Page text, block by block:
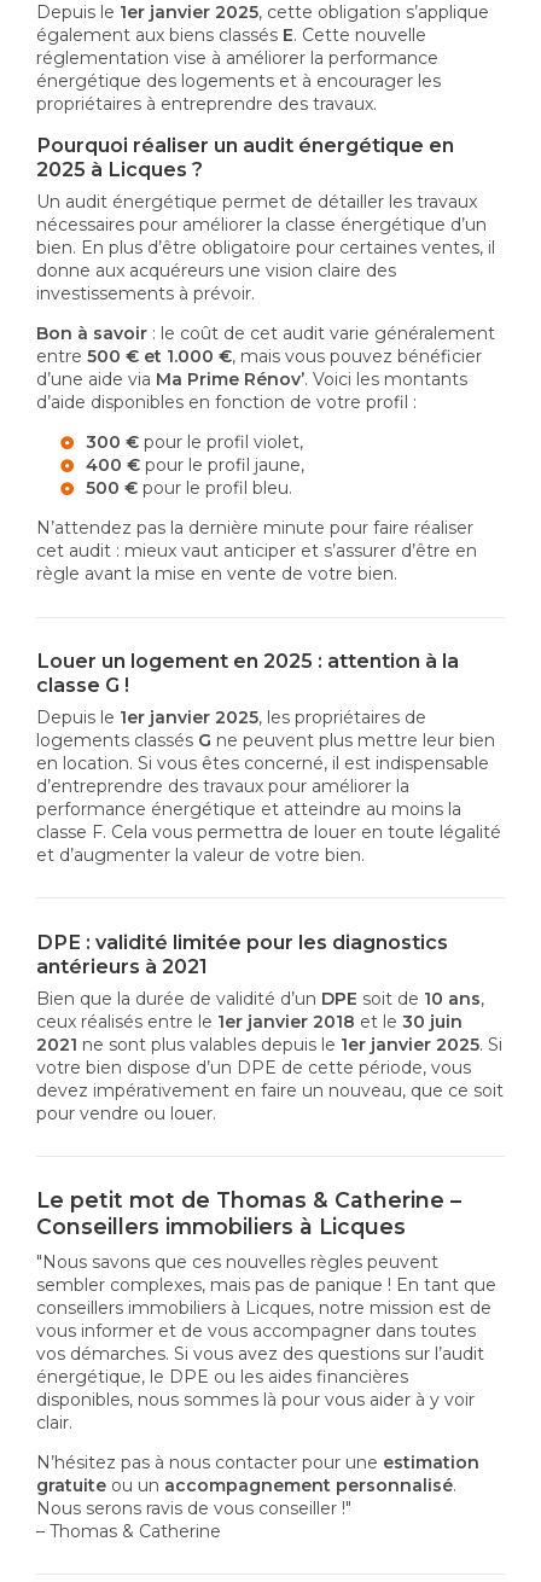
Depuis le 1er janvier 2025, cette obligation s’applique
également aux biens classés E. Cette nouvelle
réglementation vise à améliorer la performance
énergétique des logements et à encourager les
propriétaires à entreprendre des travaux.
Pourquoi réaliser un audit énergétique en
2025 à Licques ?
Un audit énergétique permet de détailler les travaux
nécessaires pour améliorer la classe énergétique d’un
bien. En plus d’être obligatoire pour certaines ventes, il
donne aux acquéreurs une vision claire des
investissements à prévoir.
Bon à savoir : le coût de cet audit varie généralement
entre 500 € et 1.000 €, mais vous pouvez bénéficier
d’une aide via Ma Prime Rénov’. Voici les montants
d’aide disponibles en fonction de votre profil :
300 € pour le profil violet,
400 € pour le profil jaune,
500 € pour le profil bleu.
N’attendez pas la dernière minute pour faire réaliser
cet audit : mieux vaut anticiper et s’assurer d’être en
règle avant la mise en vente de votre bien.
Louer un logement en 2025 : attention à la
classe G !
Depuis le 1er janvier 2025, les propriétaires de
logements classés G ne peuvent plus mettre leur bien
en location. Si vous êtes concerné, il est indispensable
d’entreprendre des travaux pour améliorer la
performance énergétique et atteindre au moins la
classe F. Cela vous permettra de louer en toute légalité
et d’augmenter la valeur de votre bien.
DPE : validité limitée pour les diagnostics
antérieurs à 2021
Bien que la durée de validité d’un DPE soit de 10 ans,
ceux réalisés entre le 1er janvier 2018 et le 30 juin
2021 ne sont plus valables depuis le 1er janvier 2025. Si
votre bien dispose d’un DPE de cette période, vous
devez impérativement en faire un nouveau, que ce soit
pour vendre ou louer.
Le petit mot de Thomas & Catherine –
Conseillers immobiliers à Licques
"Nous savons que ces nouvelles règles peuvent
sembler complexes, mais pas de panique ! En tant que
conseillers immobiliers à Licques, notre mission est de
vous informer et de vous accompagner dans toutes
vos démarches. Si vous avez des questions sur l’audit
énergétique, le DPE ou les aides financières
disponibles, nous sommes là pour vous aider à y voir
clair.
N’hésitez pas à nous contacter pour une estimation
gratuite ou un accompagnement personnalisé.
Nous serons ravis de vous conseiller !"
– Thomas & Catherine